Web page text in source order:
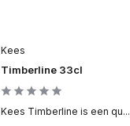
Kees
Timberline 33cl
Kees Timberline is een qu...